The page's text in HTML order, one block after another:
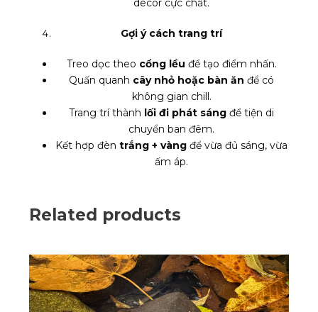
decor cực chất.
Gợi ý cách trang trí
Treo dọc theo cổng lều để tạo điểm nhấn.
Quấn quanh cây nhỏ hoặc bàn ăn để có
không gian chill.
Trang trí thành lối đi phát sáng để tiện di
chuyển ban đêm.
Kết hợp đèn trắng + vàng để vừa đủ sáng, vừa
ấm áp.
Related products